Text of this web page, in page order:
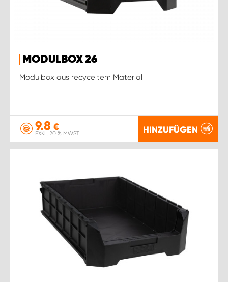
MODULBOX 26
Modulbox aus recyceltem Material
9.8 €
EXKL. 20 % MWST. HINZUFÜGEN